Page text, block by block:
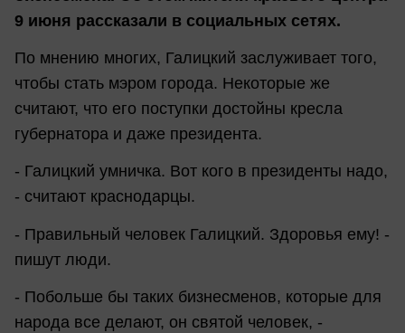
9 июня рассказали в социальных сетях.
По мнению многих, Галицкий заслуживает того,
чтобы стать мэром города. Некоторые же
считают, что его поступки достойны кресла
губернатора и даже президента.
- Галицкий умничка. Вот кого в президенты надо,
- считают краснодарцы.
- Правильный человек Галицкий. Здоровья ему! -
пишут люди.
- Побольше бы таких бизнесменов, которые для
народа все делают, он святой человек, -